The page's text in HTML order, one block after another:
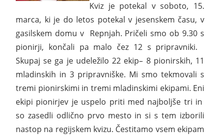
Kviz je potekal v soboto, 15.
marca, ki je do letos potekal v jesenskem času, v
gasilskem domu v Repnjah. Pričeli smo ob 9.30 s
pionirji, končali pa malo čez 12 s pripravniki.
Skupaj se ga je udeležilo 22 ekip– 8 pionirskih, 11
mladinskih in 3 pripravniške. Mi smo tekmovali s
tremi pionirskimi in tremi mladinskimi ekipami. Eni
ekipi pionirjev je uspelo priti med najboljše tri in
so zasedli odlično prvo mesto in si s tem izborili
nastop na regijskem kvizu. Čestitamo vsem ekipam